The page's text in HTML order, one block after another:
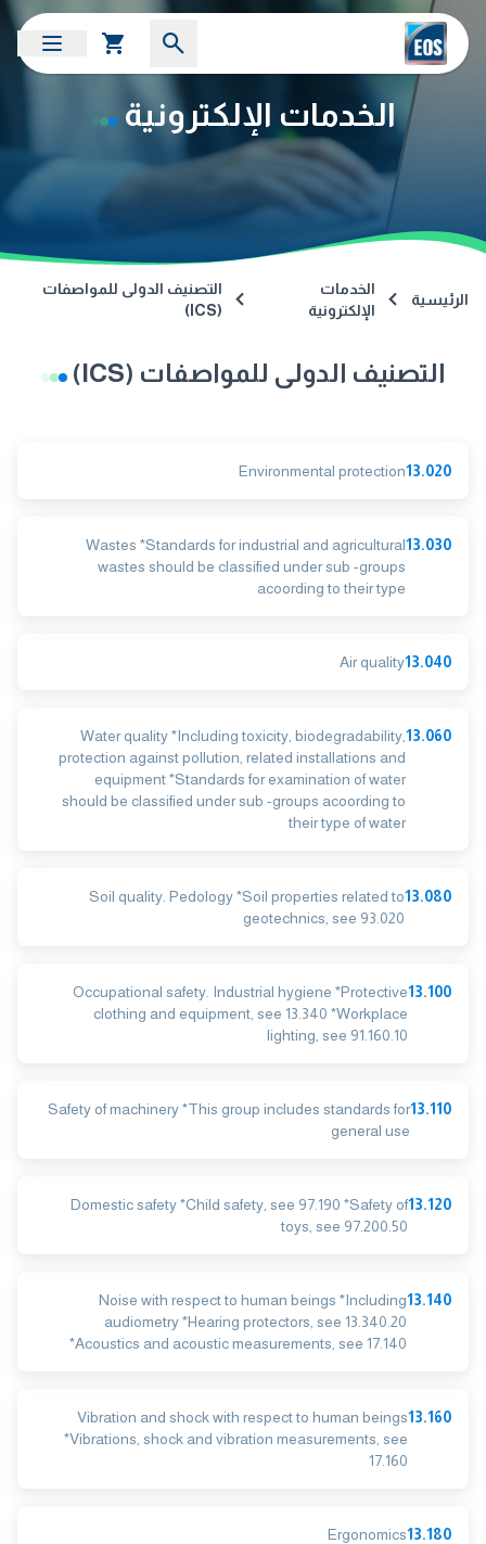
الخدمات الإلكترونية
الرئيسية
الخدمات
الإلكترونية
التصنيف الدولى للمواصفات
(ICS)
التصنيف الدولى للمواصفات (ICS)
13.020
Environmental protection
13.030
Wastes *Standards for industrial and agricultural
wastes should be classified under sub -groups
acoording to their type
13.040
Air quality
13.060
Water quality *Including toxicity, biodegradability,
protection against pollution, related installations and
equipment *Standards for examination of water
should be classified under sub -groups acoording to
their type of water
13.080
Soil quality. Pedology *Soil properties related to
geotechnics, see 93.020
13.100
Occupational safety. Industrial hygiene *Protective
clothing and equipment, see 13.340 *Workplace
lighting, see 91.160.10
13.110
Safety of machinery *This group includes standards for
general use
13.120
Domestic safety *Child safety, see 97.190 *Safety of
toys, see 97.200.50
13.140
Noise with respect to human beings *Including
audiometry *Hearing protectors, see 13.340.20
*Acoustics and acoustic measurements, see 17.140
13.160
Vibration and shock with respect to human beings
*Vibrations, shock and vibration measurements, see
17.160
13.180
Ergonomics